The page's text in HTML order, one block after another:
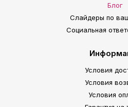
Блог
Слайдеры по
Социальная
Условия
Условия
Условия